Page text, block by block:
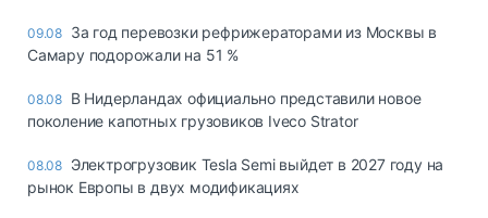
09.08 За год перевозки рефрижераторами из Москвы в
Самару подорожали на 51 %
08.08 В Нидерландах официально представили новое
поколение капотных грузовиков Iveco Strator
08.08 Электрогрузовик Tesla Semi выйдет в 2027 году на
рынок Европы в двух модификациях